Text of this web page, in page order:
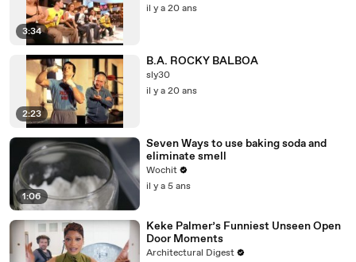
3:34
il y a 20 ans
2:23
B.A. ROCKY BALBOA
sly30
il y a 20 ans
1:06
Seven Ways to use baking soda and
eliminate smell
Wochit
il y a 5 ans
Keke Palmer’s Funniest Unseen Open
Door Moments
Architectural Digest